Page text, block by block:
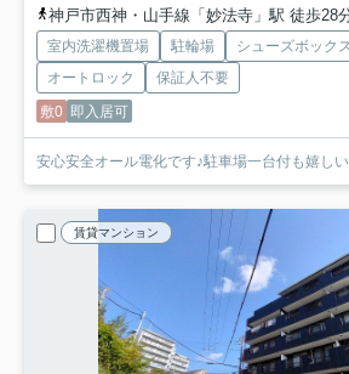
神戸市西神・山手線「妙法寺」駅 徒歩28
室内洗濯機置場 駐輪場 シューズボック
オートロック
保証人不要
敷0 即入居可
安心安全オール電化です♪駐車場一台付も嬉しい
賃貸マンション